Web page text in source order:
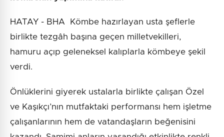
HATAY - BHA Kömbe hazırlayan usta şeflerle
birlikte tezgâh başına geçen milletvekilleri,
hamuru açıp geleneksel kalıplarla kömbeye şekil
verdi.
Önlüklerini giyerek ustalarla birlikte çalışan Özel
ve Kaşıkçı’nın mutfaktaki performansı hem işletme
çalışanlarının hem de vatandaşların beğenisini